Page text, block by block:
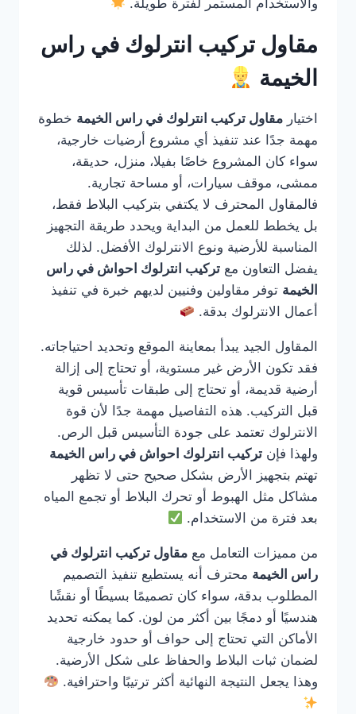
والاستخدام المستمر لفترة طويلة.
مقاول تركيب انترلوك في راس
الخيمة
اختيار مقاول تركيب انترلوك في راس الخيمة خطوة
مهمة جدًا عند تنفيذ أي مشروع أرضيات خارجية،
سواء كان المشروع خاصًا بفيلا، منزل، حديقة،
ممشى، موقف سيارات، أو مساحة تجارية.
فالمقاول المحترف لا يكتفي بتركيب البلاط فقط،
بل يخطط للعمل من البداية ويحدد طريقة التجهيز
المناسبة للأرضية ونوع الانترلوك الأفضل. لذلك
يفضل التعاون مع تركيب انترلوك احواش في راس
الخيمة توفر مقاولين وفنيين لديهم خبرة في تنفيذ
أعمال الانترلوك بدقة.
المقاول الجيد يبدأ بمعاينة الموقع وتحديد احتياجاته.
فقد تكون الأرض غير مستوية، أو تحتاج إلى إزالة
أرضية قديمة، أو تحتاج إلى طبقات تأسيس قوية
قبل التركيب. هذه التفاصيل مهمة جدًا لأن قوة
الانترلوك تعتمد على جودة التأسيس قبل الرص.
ولهذا فإن تركيب انترلوك احواش في راس الخيمة
تهتم بتجهيز الأرض بشكل صحيح حتى لا تظهر
مشاكل مثل الهبوط أو تحرك البلاط أو تجمع المياه
بعد فترة من الاستخدام.
من مميزات التعامل مع مقاول تركيب انترلوك في
راس الخيمة محترف أنه يستطيع تنفيذ التصميم
المطلوب بدقة، سواء كان تصميمًا بسيطًا أو نقشًا
هندسيًا أو دمجًا بين أكثر من لون. كما يمكنه تحديد
الأماكن التي تحتاج إلى حواف أو حدود خارجية
لضمان ثبات البلاط والحفاظ على شكل الأرضية.
وهذا يجعل النتيجة النهائية أكثر ترتيبًا واحترافية.